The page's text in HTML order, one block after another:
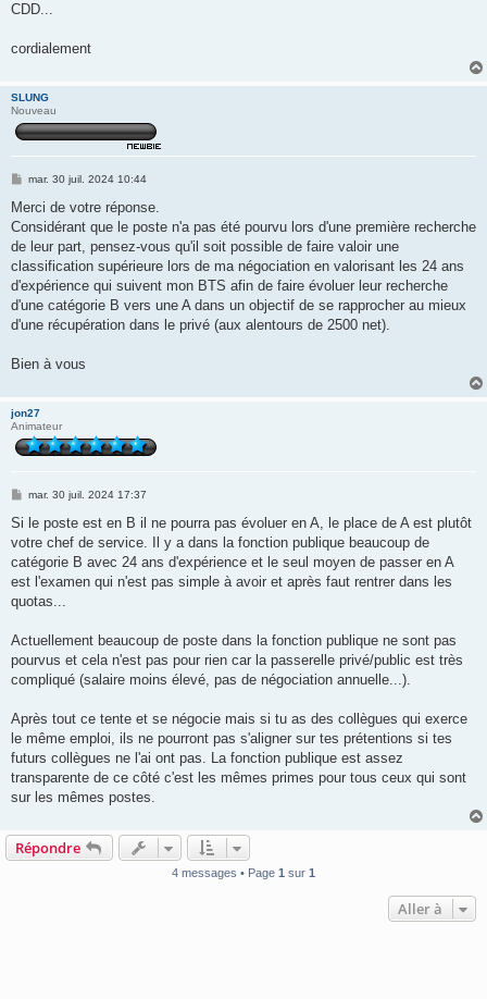
CDD...
cordialement
SLUNG
Nouveau
M
s
a
g
mar. 30 juil. 2024 10:44
Merci de votre réponse.
Considérant que le poste n'a pas été pourvu lors d'une première recherche
de leur part, pensez-vous qu'il soit possible de faire valoir une
classification supérieure lors de ma négociation en valorisant les 24 ans
d'expérience qui suivent mon BTS afin de faire évoluer leur recherche
d'une catégorie B vers une A dans un objectif de se rapprocher au mieux
d'une récupération dans le privé (aux alentours de 2500 net).
Bien à vous
jon27
Animateur
M
s
a
g
mar. 30 juil. 2024 17:37
Si le poste est en B il ne pourra pas évoluer en A, le place de A est plutôt
votre chef de service. Il y a dans la fonction publique beaucoup de
catégorie B avec 24 ans d'expérience et le seul moyen de passer en A
est l'examen qui n'est pas simple à avoir et après faut rentrer dans les
quotas...
Actuellement beaucoup de poste dans la fonction publique ne sont pas
pourvus et cela n'est pas pour rien car la passerelle privé/public est très
compliqué (salaire moins élevé, pas de négociation annuelle...).
Après tout ce tente et se négocie mais si tu as des collègues qui exerce
le même emploi, ils ne pourront pas s'aligner sur tes prétentions si tes
futurs collègues ne l'ai ont pas. La fonction publique est assez
transparente de ce côté c'est les mêmes primes pour tous ceux qui sont
sur les mêmes postes.
Répondre
4 messages • Page 1 sur 1
Aller à